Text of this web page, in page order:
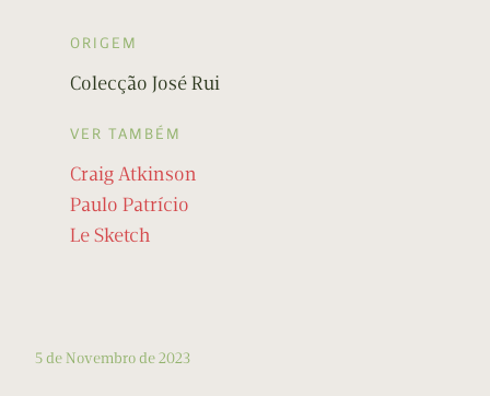
ORIGEM
Colecção José Rui
VER TAMBÉM
Craig Atkinson
Paulo Patrício
Le Sketch
5 de Novembro de 2023